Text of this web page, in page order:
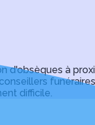
à
difficile.